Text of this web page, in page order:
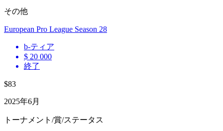
その他
European Pro League Season 28
b-ティア
$ 20 000
終了
$83
2025年6月
トーナメント/賞/ステータス